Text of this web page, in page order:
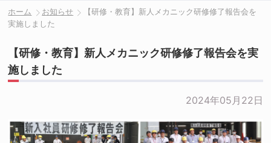
ホーム お知らせ
【研修・教育】新人メカニック研修修了報告会を
実施しました
【研修・教育】新人メカニック研修修了報告会を実
施しました
2024年05月22日